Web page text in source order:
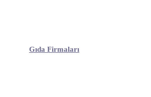
Gıda Firmaları